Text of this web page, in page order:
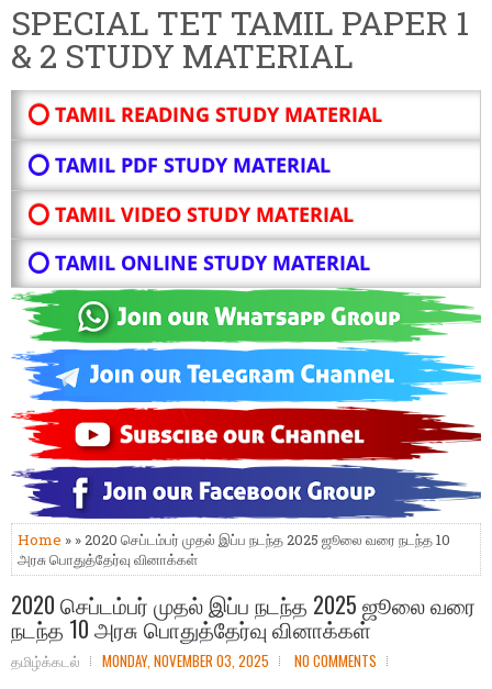
SPECIAL TET TAMIL PAPER 1
& 2 STUDY MATERIAL
⭕ TAMIL READING STUDY MATERIAL
⭕ TAMIL PDF STUDY MATERIAL
⭕ TAMIL VIDEO STUDY MATERIAL
⭕ TAMIL ONLINE STUDY MATERIAL
Home » » 2020 செப்டம்பர் முதல் இப்ப நடந்த 2025 ஜூலை வரை நடந்த 10
அரசு பொதுத்தேர்வு வினாக்கள்
2020 செப்டம்பர் முதல் இப்ப நடந்த 2025 ஜூலை வரை
நடந்த 10 அரசு பொதுத்தேர்வு வினாக்கள்
தமிழ்க்கடல் MONDAY, NOVEMBER 03, 2025 NO COMMENTS